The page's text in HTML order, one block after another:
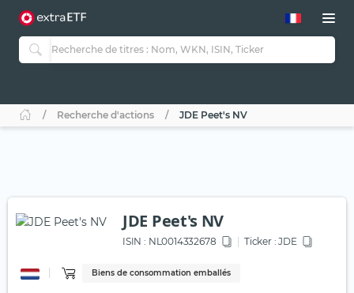
Recherche d'actions JDE Peet's NV
JDE Peet's NV
ISIN : NL0014332678 Ticker : JDE
Biens de consommation emballés